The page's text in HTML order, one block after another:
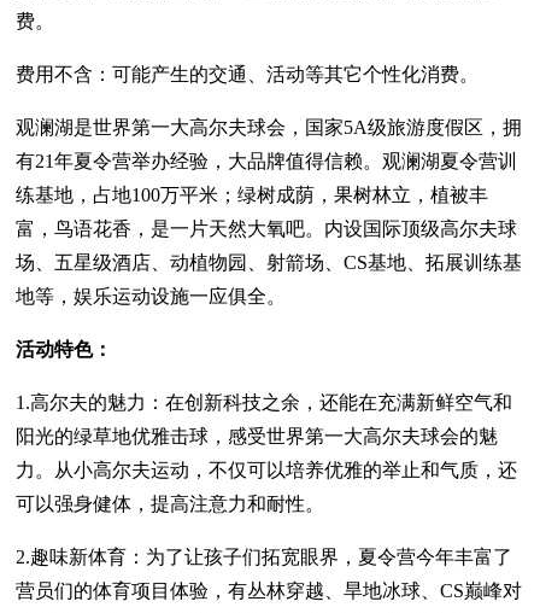
费。
费用不含：可能产生的交通、活动等其它个性化消费。
观澜湖是世界第一大高尔夫球会，国家5A级旅游度假区，拥
有21年夏令营举办经验，大品牌值得信赖。观澜湖夏令营训
练基地，占地100万平米；绿树成荫，果树林立，植被丰
富，鸟语花香，是一片天然大氧吧。内设国际顶级高尔夫球
场、五星级酒店、动植物园、射箭场、CS基地、拓展训练基
地等，娱乐运动设施一应俱全。
活动特色：
1.高尔夫的魅力：在创新科技之余，还能在充满新鲜空气和
阳光的绿草地优雅击球，感受世界第一大高尔夫球会的魅
力。从小高尔夫运动，不仅可以培养优雅的举止和气质，还
可以强身健体，提高注意力和耐性。
2.趣味新体育：为了让孩子们拓宽眼界，夏令营今年丰富了
营员们的体育项目体验，有丛林穿越、旱地冰球、CS巅峰对